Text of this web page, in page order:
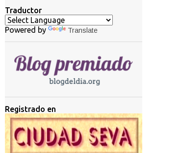
Traductor
Powered by Translate
Registrado en